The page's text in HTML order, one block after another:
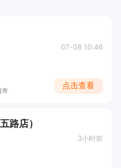
07-08 10:46
市
点击查看
路店）
3小时前